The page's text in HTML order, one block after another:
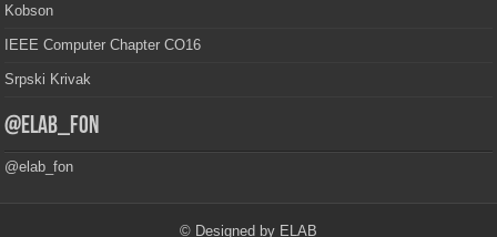
Kobson
IEEE Computer Chapter CO16
Srpski Krivak
@elab_fon
@elab_fon
© Designed by ELAB